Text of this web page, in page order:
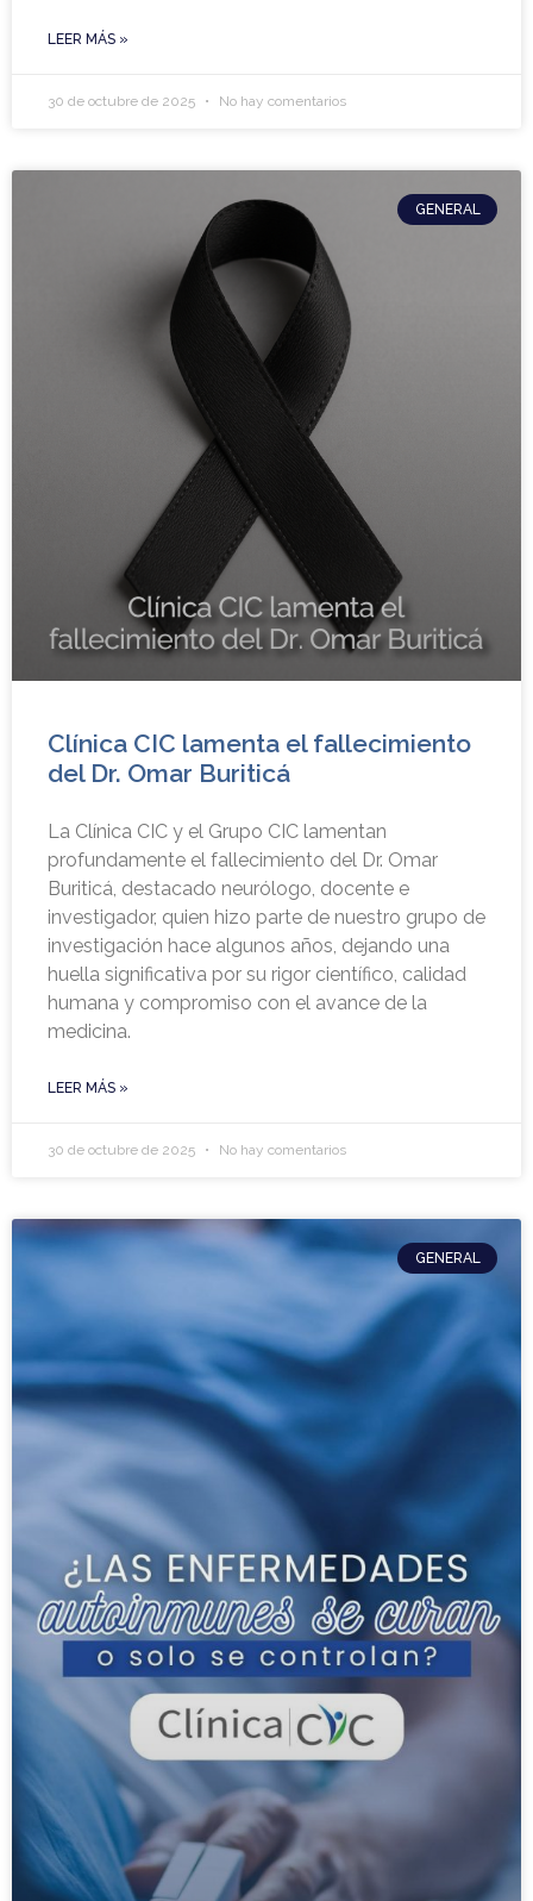
LEER MÁS »
30 de octubre de 2025 No hay comentarios
GENERAL
Clínica CIC lamenta el fallecimiento
del Dr. Omar Buriticá
La Clínica CIC y el Grupo CIC lamentan
profundamente el fallecimiento del Dr. Omar
Buriticá, destacado neurólogo, docente e
investigador, quien hizo parte de nuestro grupo de
investigación hace algunos años, dejando una
huella significativa por su rigor científico, calidad
humana y compromiso con el avance de la
medicina.
LEER MÁS »
30 de octubre de 2025 No hay comentarios
GENERAL